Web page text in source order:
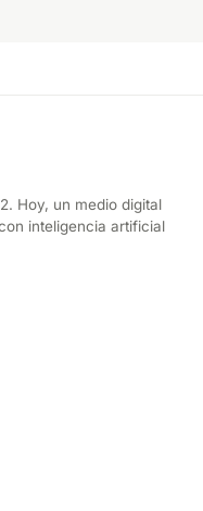
Hoy, un medio digital
inteligencia artificial